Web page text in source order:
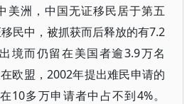
美洲，中国无证移民居于第五
民中，被抓获而后释放的有7.2
境而仍留在美国者逾3.9万名
欧盟，2002年提出难民申请的
10多万申请者中占不到4%。